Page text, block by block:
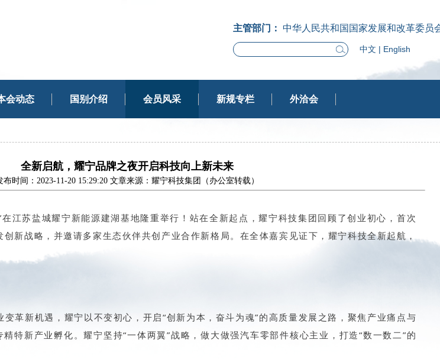
主管部门： 中华人民共和国国家发展和改革委员
中文 | English
会动态 国别介绍 会员风采 新规专栏 外洽会
全新启航，耀宁品牌之夜开启科技向上新未来
布时间：2023-11-20 15:29:20 文章来源：耀宁科技集团（办公室转载）
江苏盐城耀宁新能源建湖基地隆重举行！站在全新起点，耀宁科技集团回顾了创业初心，首次
新战略，并邀请多家生态伙伴共创产业合作新格局。在全体嘉宾见证下，耀宁科技全新起航，
革新机遇，耀宁以不变初心，开启“创新为本，奋斗为魂”的高质量发展之路，聚焦产业痛点与
特新产业孵化。耀宁坚持“一体两翼”战略，做大做强汽车零部件核心主业，打造“数一数二”的